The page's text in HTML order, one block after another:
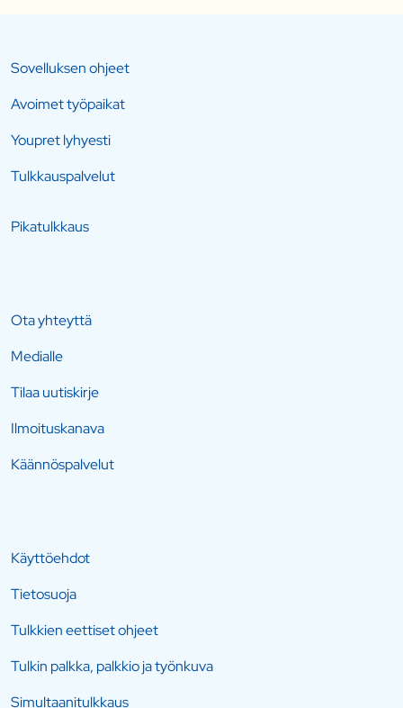
Sovelluksen ohjeet
Avoimet työpaikat
Youpret lyhyesti
Tulkkauspalvelut
Pikatulkkaus
Ota yhteyttä
Medialle
Tilaa uutiskirje
Ilmoituskanava
Käännöspalvelut
Käyttöehdot
Tietosuoja
Tulkkien eettiset ohjeet
Tulkin palkka, palkkio ja työnkuva
Simultaanitulkkaus